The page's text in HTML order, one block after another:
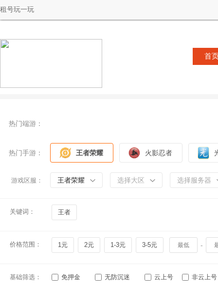
租号玩一玩
首
热门端游：
热门手游： 王者荣耀 火影忍者
游戏区服： 王者荣耀 选择大区 选择服务器
关键词： 王者
价格范围： 1元 2元 1-3元 3-5元 -
基础筛选： 免押金 无防沉迷 云上号 非云上号